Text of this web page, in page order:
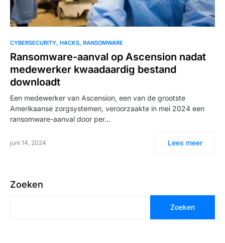
CYBERSECURITY HACKS RANSOMWARE
Ransomware-aanval op Ascension nadat
medewerker kwaadaardig bestand
downloadt
Een medewerker van Ascension, een van de grootste
Amerikaanse zorgsystemen, veroorzaakte in mei 2024 een
ransomware-aanval door per…
juni 14, 2024 Lees meer
Zoeken
Zoeken